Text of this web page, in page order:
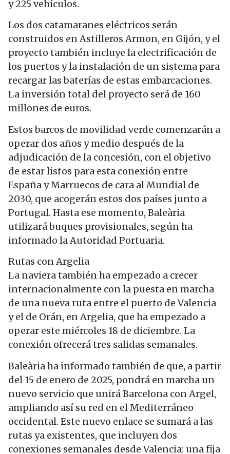
y 225 vehículos.
Los dos catamaranes eléctricos serán
construidos en Astilleros Armon, en Gijón, y el
proyecto también incluye la electrificación de
los puertos y la instalación de un sistema para
recargar las baterías de estas embarcaciones.
La inversión total del proyecto será de 160
millones de euros.
Estos barcos de movilidad verde comenzarán a
operar dos años y medio después de la
adjudicación de la concesión, con el objetivo
de estar listos para esta conexión entre
España y Marruecos de cara al Mundial de
2030, que acogerán estos dos países junto a
Portugal. Hasta ese momento, Baleària
utilizará buques provisionales, según ha
informado la Autoridad Portuaria.
Rutas con Argelia
La naviera también ha empezado a crecer
internacionalmente con la puesta en marcha
de una nueva ruta entre el puerto de Valencia
y el de Orán, en Argelia, que ha empezado a
operar este miércoles 18 de diciembre. La
conexión ofrecerá tres salidas semanales.
Baleària ha informado también de que, a partir
del 15 de enero de 2025, pondrá en marcha un
nuevo servicio que unirá Barcelona con Argel,
ampliando así su red en el Mediterráneo
occidental. Este nuevo enlace se sumará a las
rutas ya existentes, que incluyen dos
conexiones semanales desde Valencia: una fija